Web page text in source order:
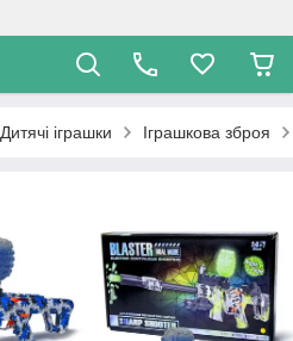
Дитячі іграшки Іграшкова зброя